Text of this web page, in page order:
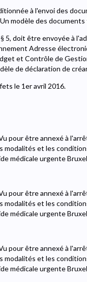
à l'envoi des
modèle des
5, doit être envoyée à
Adresse
et Contrôle de
de déclaration de
le 1er avril 2016.
pour être annexé à
et les
médicale urgente
pour être annexé à
et les
médicale urgente
pour être annexé à
et les
médicale urgente